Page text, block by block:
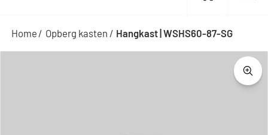
Home Opberg kasten Hangkast | WSHS60-87-SG